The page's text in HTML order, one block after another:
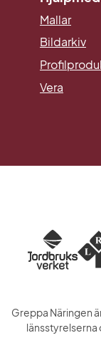
Mallar
Bildarkiv
Vera
Greppa Näringen
länsstyrelserna